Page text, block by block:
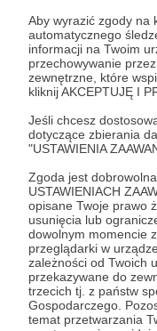
Aby wyrazić zgody na
automatycznego
informacji na Twoim
przechowywanie
zewnętrzne, które
kliknij AKCEPTUJĘ I
Jeśli chcesz
dotyczące zbierania
"USTAWIENIA
Zgoda jest
USTAWIENIACH
opisane Twoje prawo
usunięcia lub
dowolnym momencie
przeglądarki w
zależności od Twoich
przekazywane do
trzecich tj. z państw
Gospodarczego.
temat przetwarzania
okiemdeva gamedev
Udostępnij